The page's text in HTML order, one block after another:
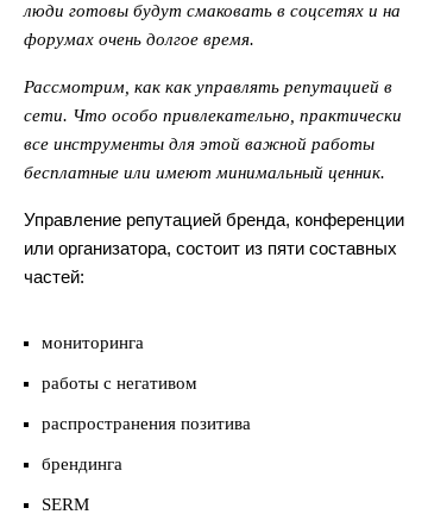
люди готовы будут смаковать в соцсетях и на
форумах очень долгое время.
Рассмотрим, как как управлять репутацией в
сети. Что особо привлекательно, практически
все инструменты для этой важной работы
бесплатные или имеют минимальный ценник.
Управление репутацией бренда, конференции
или организатора, состоит из пяти составных
частей:
мониторинга
работы с негативом
распространения позитива
брендинга
SERM